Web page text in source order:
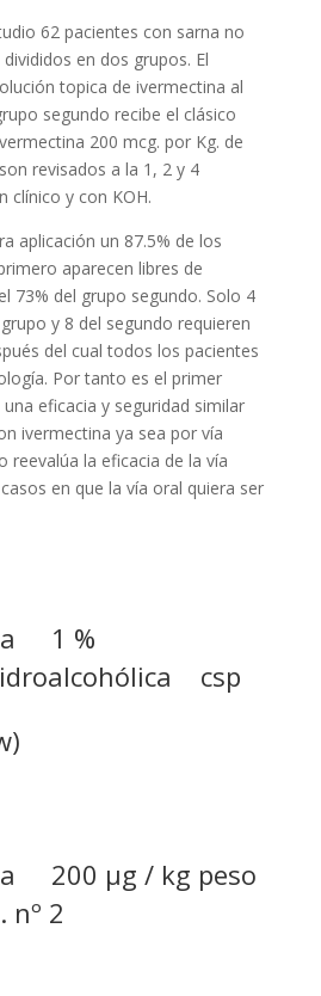
62 pacientes con sarna no
en dos grupos. El
topica de ivermectina al
segundo recibe el clásico
200 mcg. por Kg. de
revisados a la 1, 2 y 4
clínico y con KOH.
aplicación un 87.5% de los
aparecen libres de
73% del grupo segundo. Solo 4
y 8 del segundo requieren
del cual todos los pacientes
Por tanto es el primer
eficacia y seguridad similar
ivermectina ya sea por vía
reevalúa la eficacia de la vía
en que la vía oral quiera ser
1 %
csp
200 µg / kg peso
nº 2